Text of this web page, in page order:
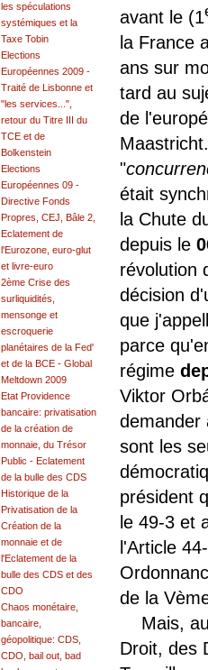
avant le (1
la France
ans sur
tard au
de
"
était
la Chute
depuis le
révolution
décision
que
parce
régime
Viktor
demander
sont les
président
le 49-3 et
l'Article
de la
Mais, au
Droit, des
les spéculations
systémiques et la
Taxe Tobin
Elections
Européennes 2009 -
Traité de Lisbonne et
"les services...",
retour du Titre III du
TCE et de
Bolkenstein
Elections
Européennes 09 -
Directive Fonds
Propres, CEJ, Bâle 2,
Eclatement de
l'Eurozone, euro-glut
et livre-euro
2ème Crise des
surliquidités,
mensonge et
escroquerie
planétaires de la Fed'
et de la BCE - Global
Meltdown 2009
Etat Providence
bancaire: privatisation
de la création de
monnaie, du Trésor
Public - Eclatement
de la bulle des CDS
Historique de la
Privatisation de la
Création de la
monnaie et de
l'Eclatement de la
bulle des CDS et des
CDO
Chaos monétaire,
bancaire,
géopolitique: CDS,
CDO, bail out, bad